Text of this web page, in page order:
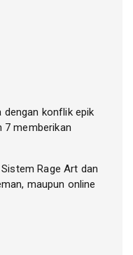
dengan konflik epik
7 memberikan
Rage Art dan
maupun online